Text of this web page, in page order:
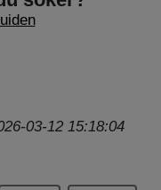
03-12 15:18:04